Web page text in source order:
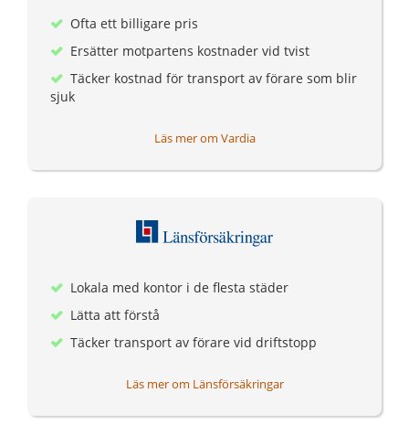
Ofta ett billigare pris
Ersätter motpartens kostnader vid tvist
Täcker kostnad för transport av förare som blir
sjuk
Läs mer om Vardia
Lokala med kontor i de flesta städer
Lätta att förstå
Täcker transport av förare vid driftstopp
Läs mer om Länsförsäkringar